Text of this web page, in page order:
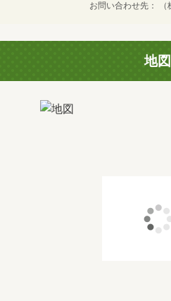
お問い合わせ先
地図